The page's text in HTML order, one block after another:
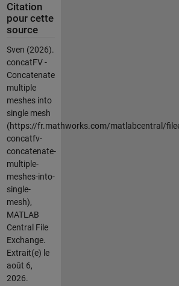
Citation
pour cette
source
Sven (2026).
concatFV -
Concatenate
multiple
meshes into
single mesh
(https://fr.mathworks.com/matlabcentral/
concatfv-
concatenate-
multiple-
meshes-into-
single-
mesh),
MATLAB
Central File
Exchange.
Extrait(e) le
août 6,
2026.